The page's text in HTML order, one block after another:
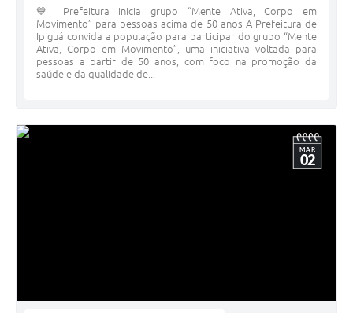
Serviços Online
Telefones Úteis
💙 Prefeitura inicia grupo “Mente Ativa, Corpo em
Movimento” para pessoas acima de 50 anos A Prefeitura de
Ipiguá convida a população para participar do grupo “Mente
Ativa, Corpo em Movimento”, uma iniciativa voltada para
pessoas a partir de 50 anos, com foco na promoção da
saúde e da qualidade de...
MAR
02